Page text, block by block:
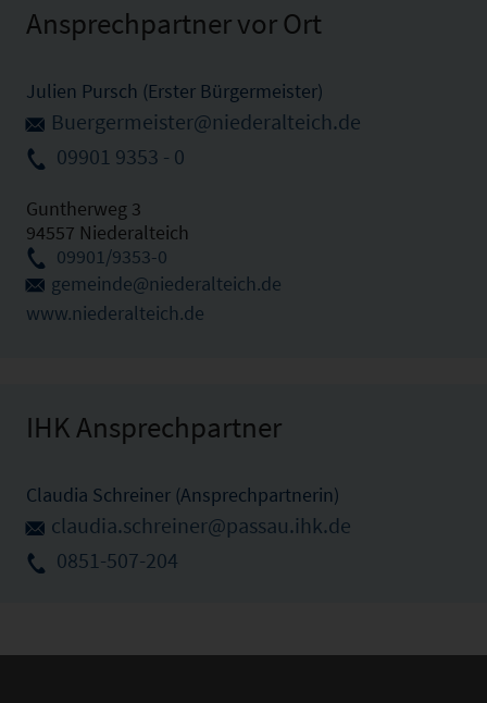
Ansprechpartner vor Ort
Julien Pursch (Erster Bürgermeister)
Buergermeister@niederalteich.de
09901 9353 - 0
Guntherweg 3
94557 Niederalteich
09901/9353-0
gemeinde@niederalteich.de
www.niederalteich.de
IHK Ansprechpartner
Claudia Schreiner (Ansprechpartnerin)
claudia.schreiner@passau.ihk.de
0851-507-204